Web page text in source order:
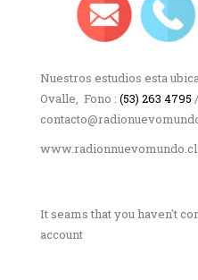
Nuestros estudios esta
Ovalle, Fono : (53) 263 4795
www.radionnuevomundo.cl
It seams that you haven't
account